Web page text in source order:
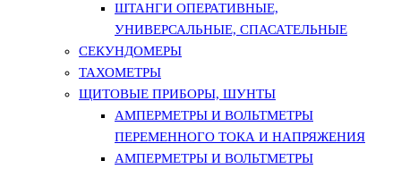
ШТАНГИ ОПЕРАТИВНЫЕ,
УНИВЕРСАЛЬНЫЕ, СПАСАТЕЛЬНЫЕ
СЕКУНДОМЕРЫ
ТАХОМЕТРЫ
ЩИТОВЫЕ ПРИБОРЫ, ШУНТЫ
АМПЕРМЕТРЫ И ВОЛЬТМЕТРЫ
ПЕРЕМЕННОГО ТОКА И НАПРЯЖЕНИЯ
АМПЕРМЕТРЫ И ВОЛЬТМЕТРЫ